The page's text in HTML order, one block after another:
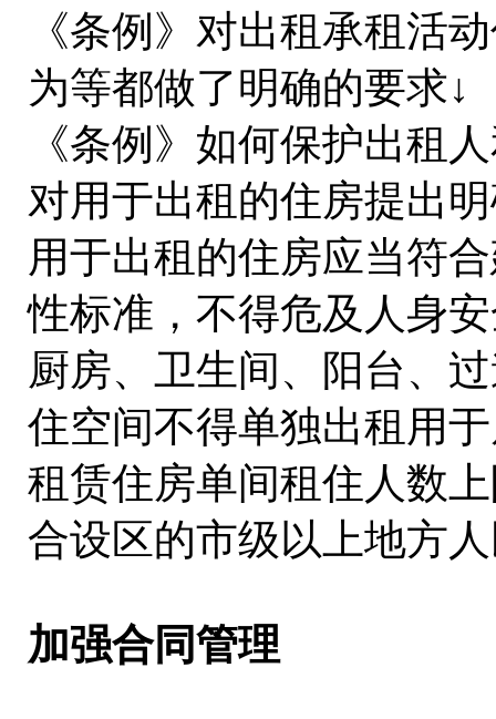
《条例》对出租承租活
为等都做了明确的要求↓
《条例》如何保护出租
对用于出租的住房提出
用于出租的住房应当符
性标准，不得危及人身
厨房、卫生间、阳台、
住空间不得单独出租用
租赁住房单间租住人数
合设区的市级以上地方
加强合同管理